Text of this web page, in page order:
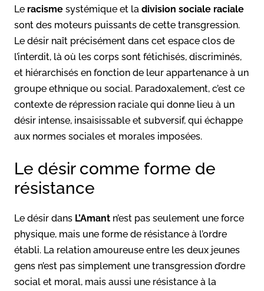
Le racisme systémique et la division sociale raciale
sont des moteurs puissants de cette transgression.
Le désir naît précisément dans cet espace clos de
l’interdit, là où les corps sont fétichisés, discriminés,
et hiérarchisés en fonction de leur appartenance à un
groupe ethnique ou social. Paradoxalement, c’est ce
contexte de répression raciale qui donne lieu à un
désir intense, insaisissable et subversif, qui échappe
aux normes sociales et morales imposées.
Le désir comme forme de
résistance
Le désir dans L’Amant n’est pas seulement une force
physique, mais une forme de résistance à l’ordre
établi. La relation amoureuse entre les deux jeunes
gens n’est pas simplement une transgression d’ordre
social et moral, mais aussi une résistance à la